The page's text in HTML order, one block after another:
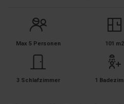
Max 5 Personen 101 m2
3 Schlafzimmer 1